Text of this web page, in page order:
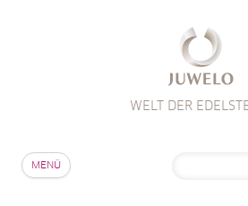
WELT DER
MENÜ